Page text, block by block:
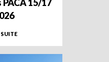
15/17